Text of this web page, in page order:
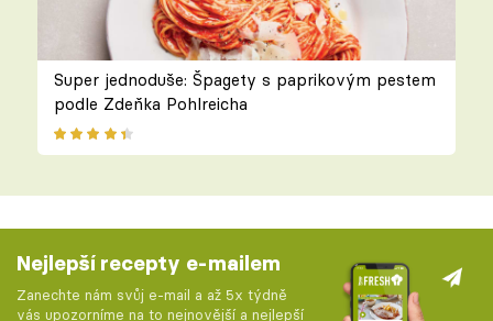
Super jednoduše: Špagety s paprikovým pestem
podle Zdeňka Pohlreicha
Nejlepší recepty e-mailem
Zanechte nám svůj e-mail a až 5x týdně
vás upozorníme na to nejnovější a nejlepší